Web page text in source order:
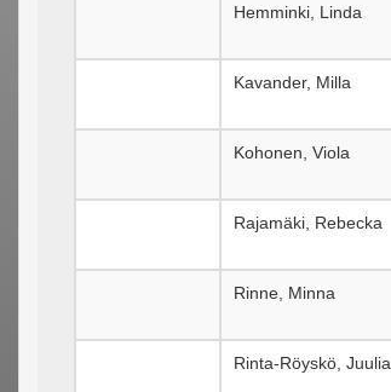
Hemminki, Linda
Kavander, Milla
Kohonen, Viola
Rajamäki, Rebecka
Rinne, Minna
Rinta-Röyskö, Juulia